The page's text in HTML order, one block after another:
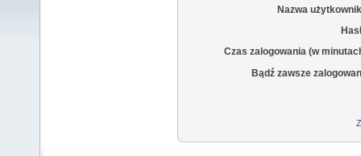
Nazwa
Czas zalogowania (w
Bądź zawsze